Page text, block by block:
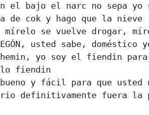
el bajo el narc no sepa yo
de cok y hago que la nieve
mírelo se vuelve drogar,
usted sabe,
yo soy el fiendin
fiendin
y fácil para que usted
definitivamente fuera la